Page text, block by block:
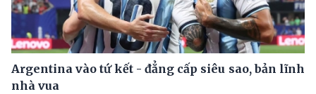
Argentina vào tứ kết - đẳng cấp siêu sao, bản lĩnh
nhà vua